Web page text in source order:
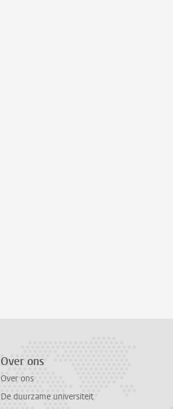
Over ons
Over ons
De duurzame universiteit